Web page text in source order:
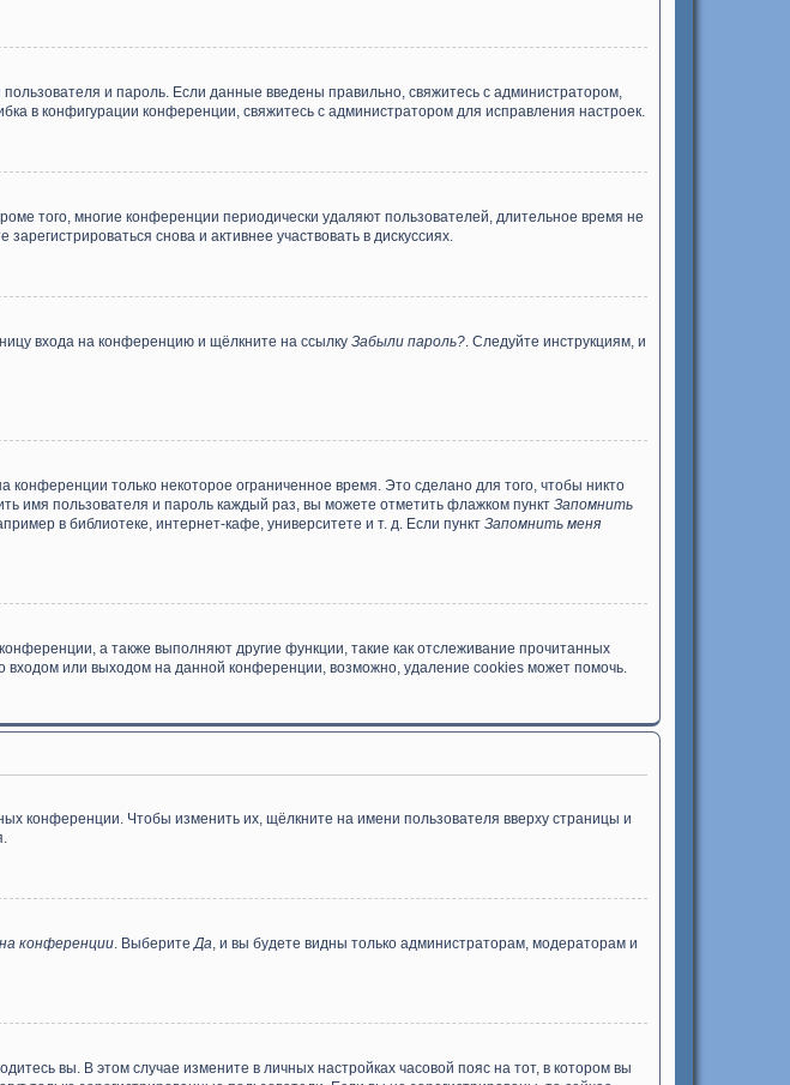
и пароль. Если данные введены правильно, свяжитесь с администратором,
в конфигурации конференции, свяжитесь с администратором для исправления настроек.
того, многие конференции периодически удаляют пользователей, длительное время не
снова и активнее участвовать в дискуссиях.
входа на конференцию и щёлкните на ссылку Забыли пароль?. Следуйте инструкциям, и
конференции только некоторое ограниченное время. Это сделано для того, чтобы никто
имя пользователя и пароль каждый раз, вы можете отметить флажком пункт Запомнить
в библиотеке, интернет-кафе, университете и т. д. Если пункт Запомнить меня
а также выполняют другие функции, такие как отслеживание прочитанных
или выходом на данной конференции, возможно, удаление cookies может помочь.
конференции. Чтобы изменить их, щёлкните на имени пользователя вверху страницы и
конференции. ВыберитеДа, и вы будете видны только администраторам, модераторам и
вы. В этом случае измените в личных настройках часовой пояс на тот, в котором вы